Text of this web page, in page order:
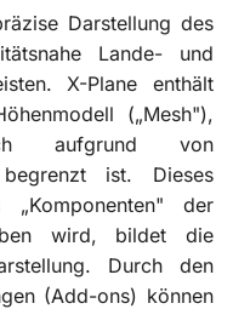
Darstellung des
Lande- und
X-Plane enthält
(„Mesh"),
aufgrund von
begrenzt ist. Dieses
der
wird, bildet die
Durch den
(Add-ons) können